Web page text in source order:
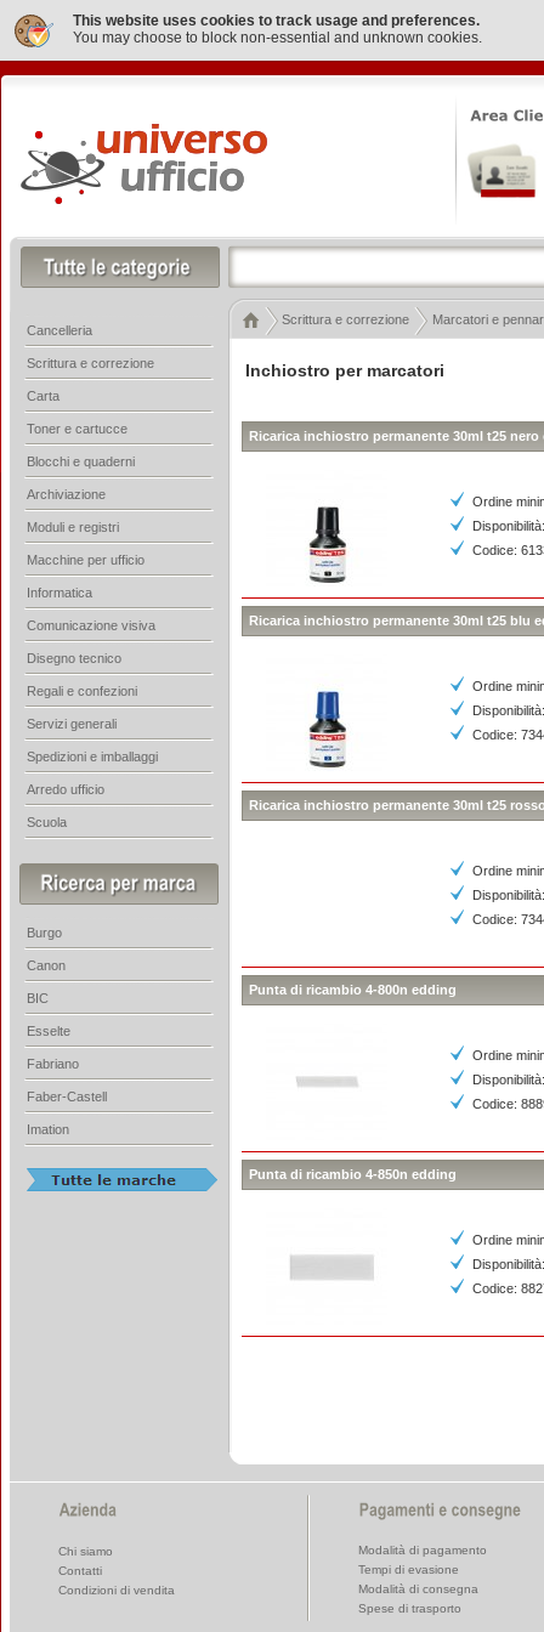
This website uses cookies to track usage and preferences.
You may choose to block non-essential and unknown cookies.
Inchiostro per marcatori
Ricarica inchiostro permanente 30ml t25 nero
Ordine
Codice:
Ricarica inchiostro permanente 30ml t25 blu
Ordine
Codice:
Ricarica inchiostro permanente 30ml t25
Ordine
Codice:
Punta di ricambio 4-800n edding
Ordine
Codice:
Punta di ricambio 4-850n edding
Ordine
Codice:
Scrittura e correzione Marcatori e
Cancelleria
Scrittura e correzione
Carta
Toner e cartucce
Blocchi e quaderni
Archiviazione
Moduli e registri
Macchine per ufficio
Informatica
Comunicazione visiva
Disegno tecnico
Regali e confezioni
Servizi generali
Spedizioni e imballaggi
Arredo ufficio
Scuola
Burgo
Canon
BIC
Esselte
Fabriano
Faber-Castell
Imation
Chi siamo
Contatti
Condizioni di vendita
Modalità di pagamento
Tempi di evasione
Modalità di consegna
Spese di trasporto